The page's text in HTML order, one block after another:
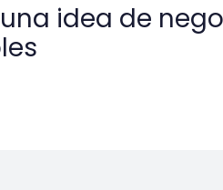
idea de